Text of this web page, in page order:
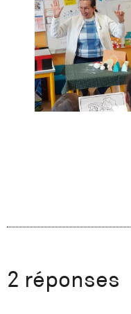
2 réponses